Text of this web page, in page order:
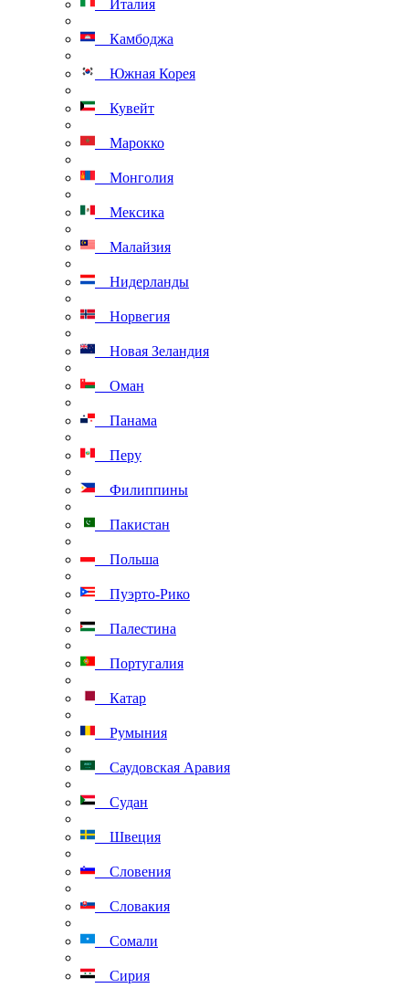
Италия
Камбоджа
Южная Корея
Кувейт
Марокко
Монголия
Мексика
Малайзия
Нидерланды
Норвегия
Новая Зеландия
Оман
Панама
Перу
Филиппины
Пакистан
Польша
Пуэрто-Рико
Палестина
Португалия
Катар
Румыния
Саудовская Аравия
Судан
Швеция
Словения
Словакия
Сомали
Сирия